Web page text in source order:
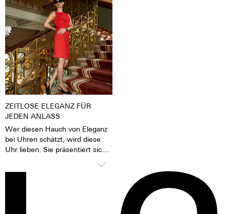
die Leuchtpigmente durch
Tages- oder Kunstlicht angeregt
wurden, geben sie im Dunkeln
die aufgenommene Lichtenergie
über mehrere Stunden wieder
ab. Das verleiht der Uhr eine
extrem gute Lesbarkeit auch im
Dunklen.
ZEITLOSE ELEGANZ FÜR
JEDEN ANLASS
Wer diesen Hauch von Eleganz
bei Uhren schätzt, wird diese
Uhr lieben. Sie präsentiert sich
aber dank des bombierten